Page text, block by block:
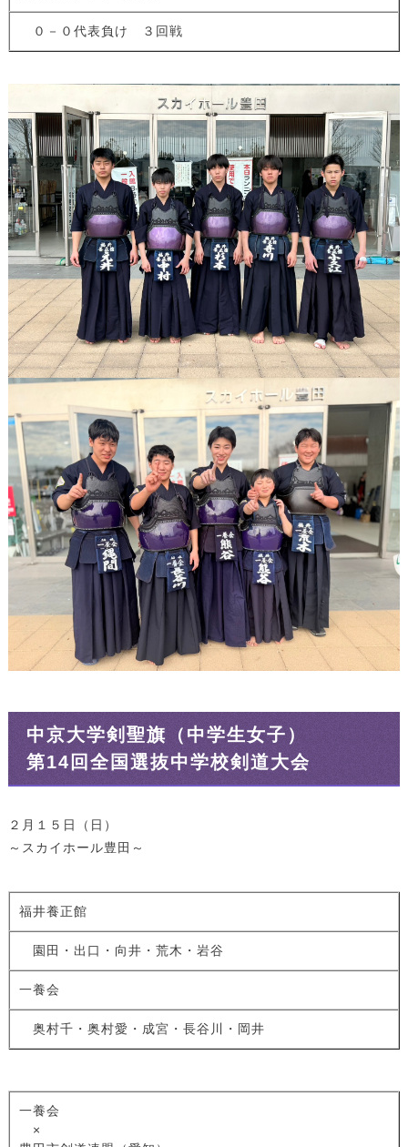
０－０代表負け ３回戦
中京大学剣聖旗（中学生女子）
第14回全国選抜中学校剣道大会
２月１５日（日）
～スカイホール豊田～
福井養正館
園田・出口・向井・荒木・岩谷
一養会
奥村千・奥村愛・成宮・長谷川・岡井
一養会
×